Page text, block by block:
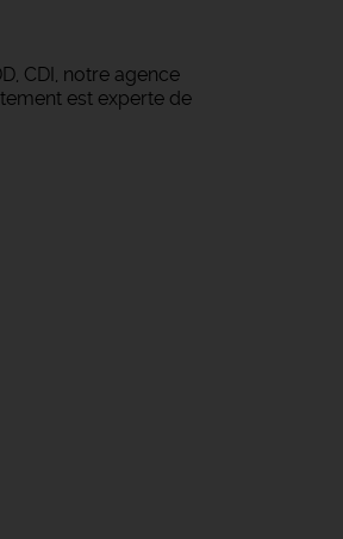
CDI, notre agence
est experte de